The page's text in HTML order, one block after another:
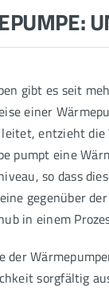
gibt es seit
einer
entzieht die
pumpt eine
so dass
gegenüber
in einem
der
sorgfältig